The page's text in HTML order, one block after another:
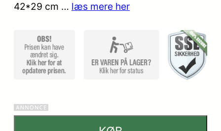
42*29 cm … læs mere her